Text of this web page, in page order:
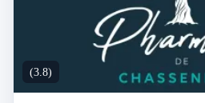
(3.8)